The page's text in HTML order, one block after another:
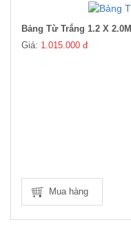
Bảng Từ Trắng 1.2 X 2.0M
Giá: 1.015.000 đ
Mua hàng